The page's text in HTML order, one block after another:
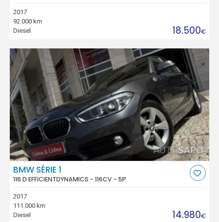
2017
92.000 km
Diesel
18.500€
BMW SÉRIE 1
116 D EFFICIENTDYNAMICS - 116CV - 5P
2017
111.000 km
Diesel
14.980€